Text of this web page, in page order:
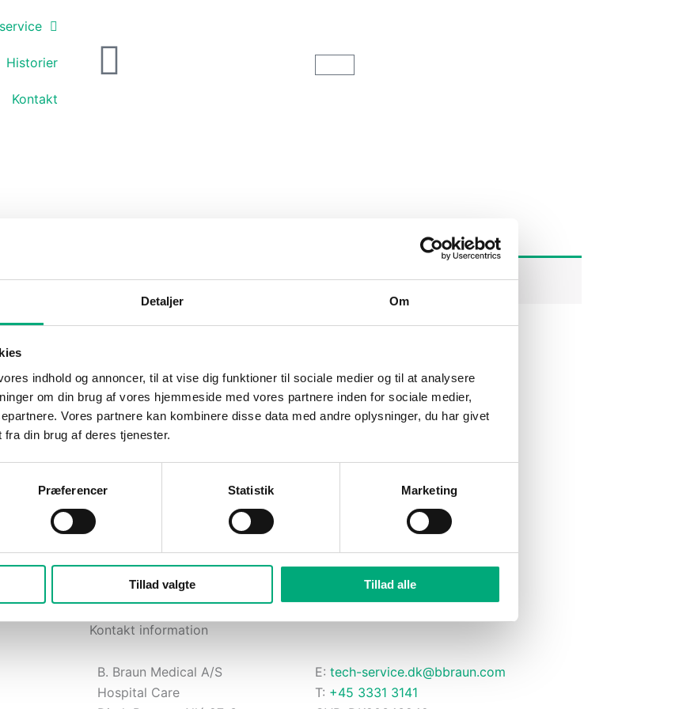
Detaljer Om
indhold og annoncer, til at vise dig funktioner til sociale medier og til at analysere
om din brug af vores hjemmeside med vores partnere inden for sociale medier,
Vores partnere kan kombinere disse data med andre oplysninger, du har givet
din brug af deres tjenester.
Præferencer Statistik Marketing
Tillad valgte Tillad alle
Historier
Kontakt
3
Udfyld fragtlabel, udskriv den og
Bestil afhentning hos UPS
Kontakt information
B. Braun Medical A/S
Hospital Care
E: tech-service.dk@bbraun.com
T: +45 3331 3141